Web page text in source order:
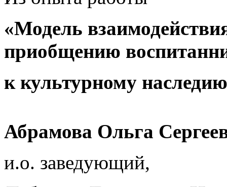
«Модель
приобщению
к культурному
Абрамова Ольга
и.о. заведующий,